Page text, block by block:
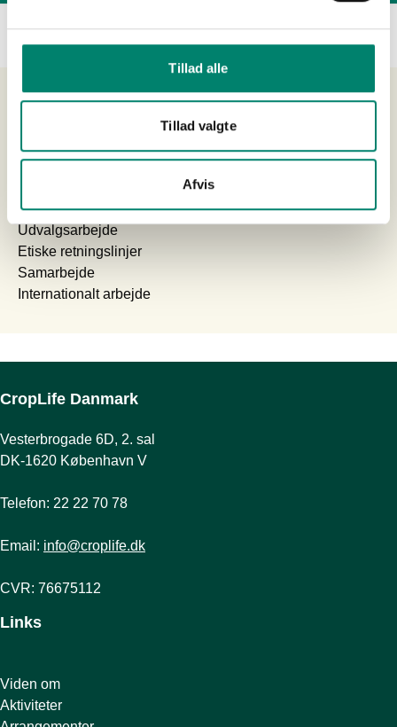
Tillad alle
Tillad valgte
Afvis
Om os
Medlemmer
Bestyrelse
Udvalgsarbejde
Etiske retningslinjer
Samarbejde
Internationalt arbejde
CropLife Danmark
Vesterbrogade 6D, 2. sal
DK-1620 København V
Telefon: 22 22 70 78
Email: info@croplife.dk
CVR: 76675112
Links
Viden om
Aktiviteter